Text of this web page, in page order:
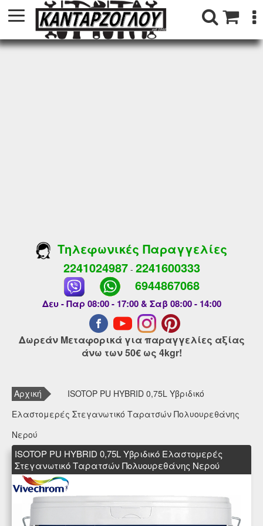
Τηλεφωνικές Παραγγελίες
2241024987- 2241600333
6944867068
Δευ - Παρ 08:00 - 17:00 & Σαβ 08:00 - 14:00
Δωρεάν Μεταφορικά για παραγγελίες αξίας
άνω των 50€ ως 4kgr!
Αρχική
ISOTOP PU HYBRID 0,75L Υβριδικό
Ελαστομερές Στεγανωτικό Ταρατσών Πολυουρεθάνης
Νερού
ISOTOP PU HYBRID 0,75L Υβριδικό Ελαστομερές
Στεγανωτικό Ταρατσών Πολυουρεθάνης Νερού